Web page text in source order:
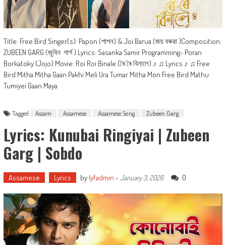
Title: Free Bird Singer(s): Papon (পাপন) & Joi Barua (জয় বৰুৱা )Composition:
ZUBEEN GARG (জুবিন গার্গ ) Lyrics: Sasanka Samir Programming- Poran
Borkatoky (Jojo) Movie: Roi Roi Binale (ৰৈ ৰৈ বিনালে) ♪ ♫ Lyrics ♪ ♫ Free
Bird Mitha Mitha Gaan Pakhi Meli Ura Tumar Mitha Mon Free Bird Mathu
Tumiyei Gaan Maya
Tagged Assam Assamese Assamese Song Zubeen Garg
Lyrics: Kunubai Ringiyai | Zubeen
Garg | Sobdo
Assamese Lyrics by lyfadmin -January 3, 2026 0